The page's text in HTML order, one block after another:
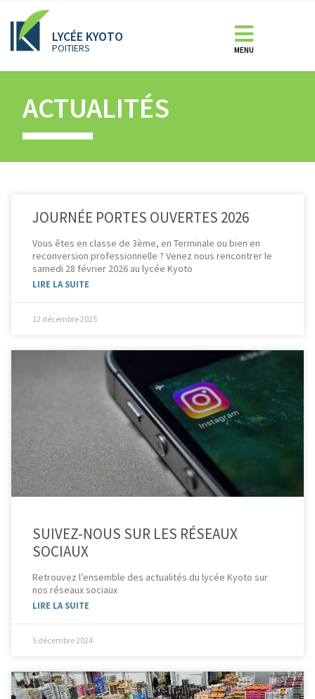
LYCÉE KYOTO
POITIERS MENU
ACTUALITÉS
JOURNÉE PORTES OUVERTES 2026
Vous êtes en classe de 3ème, en Terminale ou bien en
reconversion professionnelle ? Venez nous rencontrer le
samedi 28 février 2026 au lycée Kyoto
LIRE LA SUITE
12 décembre 2025
SUIVEZ-NOUS SUR LES RÉSEAUX
SOCIAUX
Retrouvez l’ensemble des actualités du lycée Kyoto sur
nos réseaux sociaux
LIRE LA SUITE
5 décembre 2024